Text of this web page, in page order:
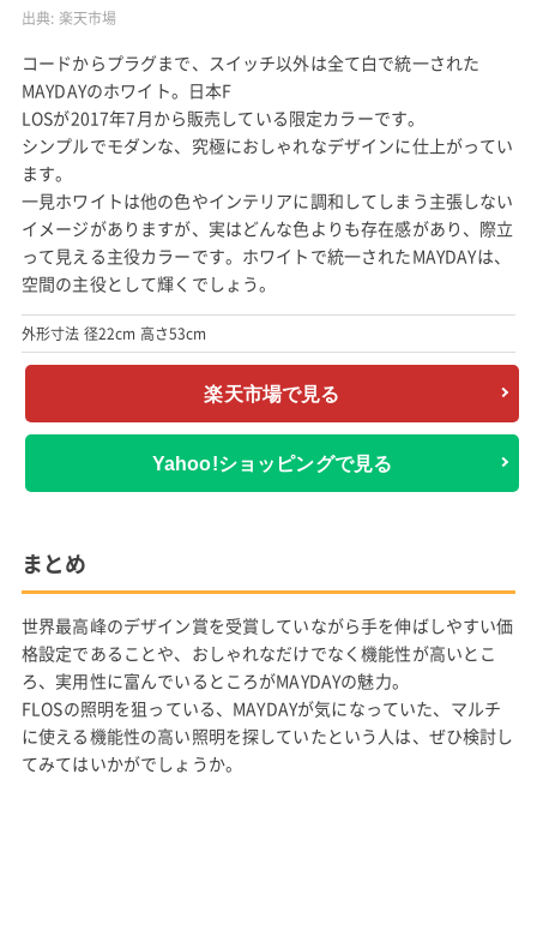
出典: 楽天市場
コードからプラグまで、スイッチ以外は全て白で統一された
MAYDAYのホワイト。日本F
LOSが2017年7月から販売している限定カラーです。
シンプルでモダンな、究極におしゃれなデザインに仕上がってい
ます。
一見ホワイトは他の色やインテリアに調和してしまう主張しない
イメージがありますが、実はどんな色よりも存在感があり、際立
って見える主役カラーです。ホワイトで統一されたMAYDAYは、
空間の主役として輝くでしょう。
外形寸法 径22cm 高さ53cm
楽天市場で見る
Yahoo!ショッピングで見る
まとめ
世界最高峰のデザイン賞を受賞していながら手を伸ばしやすい価
格設定であることや、おしゃれなだけでなく機能性が高いとこ
ろ、実用性に富んでいるところがMAYDAYの魅力。
FLOSの照明を狙っている、MAYDAYが気になっていた、マルチ
に使える機能性の高い照明を探していたという人は、ぜひ検討し
てみてはいかがでしょうか。